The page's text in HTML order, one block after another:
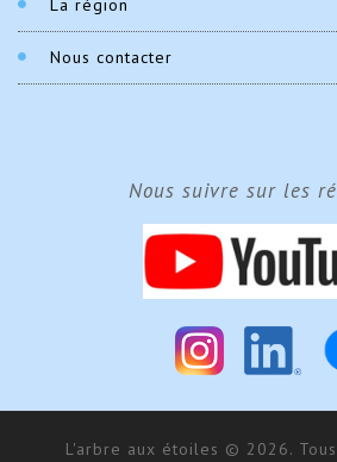
La région
Nous contacter
Nous suivre sur les
L'arbre aux étoiles © 2026.